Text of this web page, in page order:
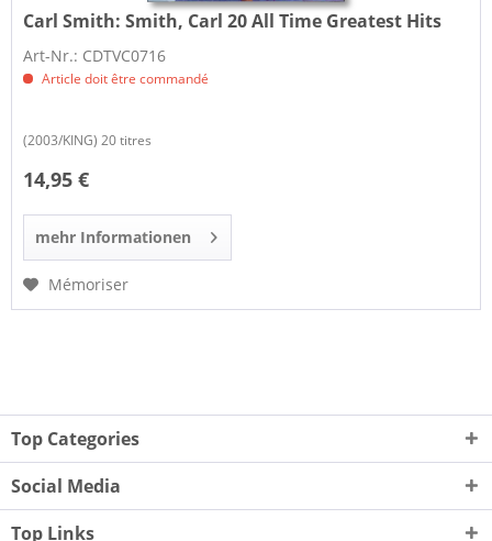
Carl Smith:Smith, Carl 20 All Time Greatest Hits
Art-Nr.: CDTVC0716
Article doit être commandé
(2003/KING) 20 titres
14,95 €
mehr Informationen
Mémoriser
Top Categories
Social Media
Top Links